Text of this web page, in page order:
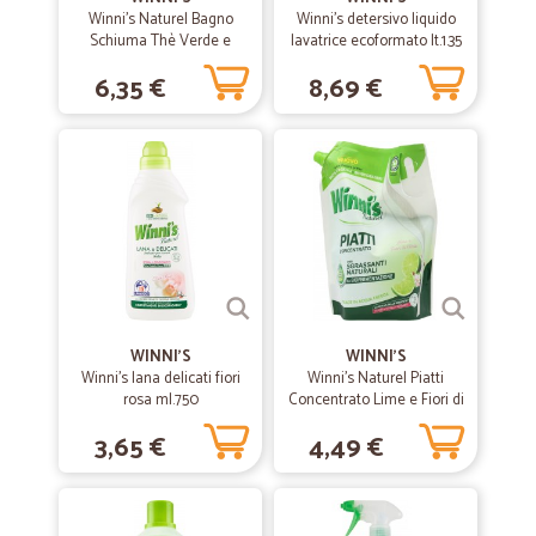
14/02/2020
—Corrado S.
Ottimi prodotti .Ottimo servizio e…
Ottimi prodotti .Ottimo servizio e serietà nella fornitura tramite
28/01/2020
Precisi e veloci
—Serena T.
Tutto perfetto!!
—
Winni's Naturel Bagno
Schiuma Thè Verde e
Betulla 500 ml
6,35 €
Winni's detersivo liquido
lavatrice ecoformato lt.1.35
8,69 €
WINNI'S
Winni's lana delicati fiori
rosa ml.750
3,65 €
WINNI'S
Winni's Naturel Piatti
Concentrato Lime e Fiori di
Mela ricarica ml.900
4,49 €